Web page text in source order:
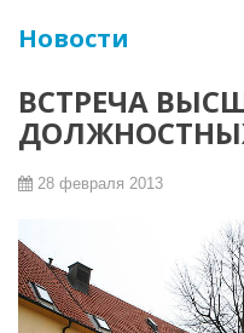
Новости
ВСТРЕЧА
28 февраля 2013